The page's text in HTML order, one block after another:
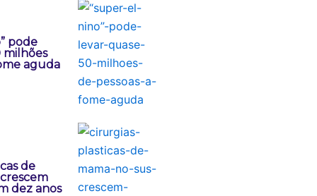
pode
milhões
aguda
de
dez anos